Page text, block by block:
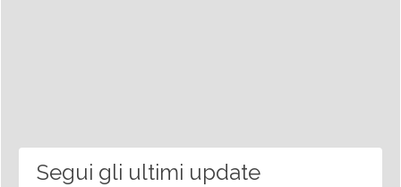
Segui gli ultimi update